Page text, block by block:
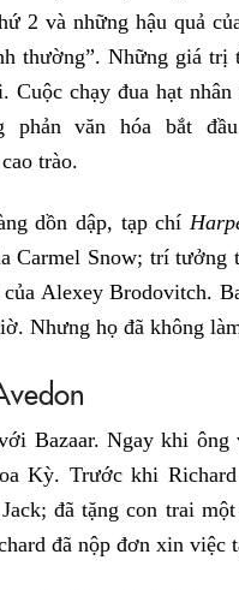
2 và những hậu quả
thường”. Những giá trị
chạy đua hạt
phản văn hóa bắt
trào.
dồn dập, tạp chí
Carmel Snow; trí tưởng
Alexey Brodovitch.
Nhưng họ đã không
Bazaar. Ngay khi
Kỳ. Trước khi
đã tặng con trai
đã nộp đơn xin việc